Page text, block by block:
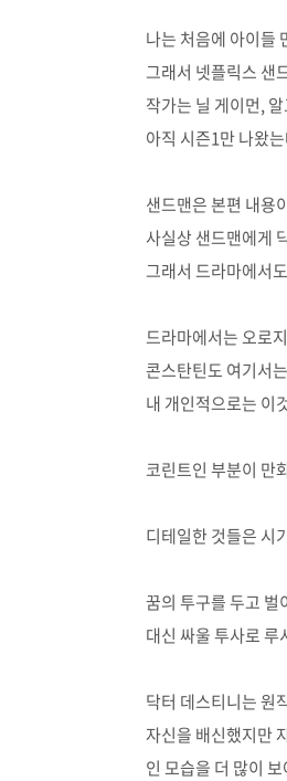
나는 처음에 아이들
그래서 넷플릭스 샌
작가는 닐 게이먼,
아직 시즌1만 나왔
샌드맨은 본편 내용
사실상 샌드맨에게
그래서 드라마에서
드라마에서는 오로
콘스탄틴도 여기서
내 개인적으로는 이
코린트인 부분이 만
디테일한 것들은 시
꿈의 투구를 두고 벌
대신 싸울 투사로
닥터 데스티니는 원
자신을 배신했지만
인 모습을 더 많이